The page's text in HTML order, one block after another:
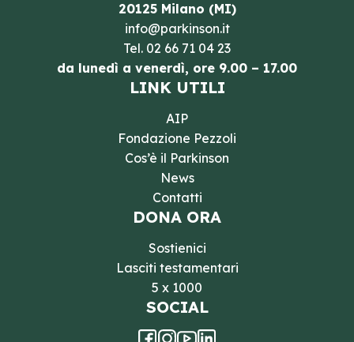
20125 Milano (MI)
info@parkinson.it
Tel. 02 66 71 04 23
da lunedì a venerdì, ore 9.00 – 17.00
LINK UTILI
AIP
Fondazione Pezzoli
Cos’è il Parkinson
News
Contatti
DONA ORA
Sostienici
Lasciti testamentari
5 x 1000
SOCIAL